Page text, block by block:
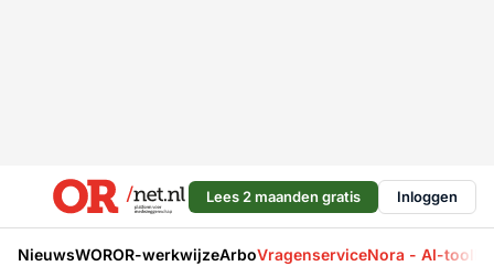
Lees 2 maanden gratis Inloggen
NieuwsWOROR-werkwijzeArboVragenserviceNora - AI-tool